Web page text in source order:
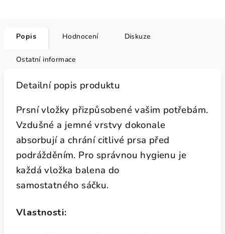
Popis Hodnocení Diskuze
Ostatní informace
Detailní popis produktu
Prsní vložky přizpůsobené vašim potřebám.
Vzdušné a jemné vrstvy dokonale
absorbují a chrání citlivé prsa před
podrážděním. Pro správnou hygienu je
každá vložka balena do
samostatného sáčku.
Vlastnosti: